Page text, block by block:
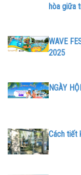
hòa giữa
WAVE
2025
NGÀY
Cách tiết